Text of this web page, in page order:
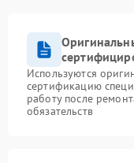
Используются
сертификацию
работу после
обязательств